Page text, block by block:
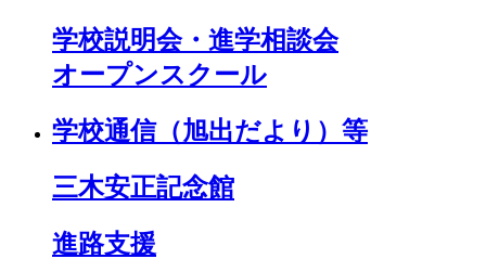
学校説明会・進学相談会
オープンスクール
学校通信（旭出だより）等
三木安正記念館
進路支援